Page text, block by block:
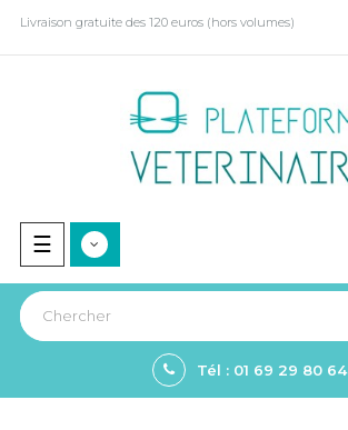
Livraison gratuite des 120 euros (hors volumes)
Basculer
la
navigation
☰
Tél : 01 69 29 80 64